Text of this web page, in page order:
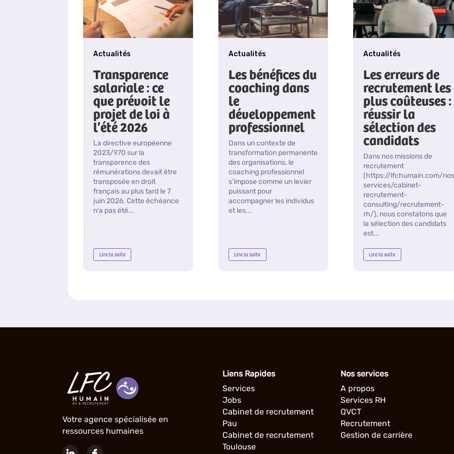
Actualités
Transparence
salariale : ce
que prévoit le
projet de loi à
l’été 2026
La directive européenne
2023/970 sur la
transparence des
rémunérations devait être
transposée en droit
français au plus tard le 7
juin 2026. Cette échéance
n'a pas été...
Lire la suite
Actualités
Les bénéfices du
coaching dans
le
développement
professionnel
Dans un contexte de
transformation permanente
des organisations, le
coaching professionnel
s’impose comme un levier
puissant pour
accompagner les individus
et les...
Lire la suite
Actualités
Les erreurs de
recrutement les
plus coûteuses :
réussir la
sélection des
candidats
Dans nos missions de
recrutement
(https://lfchumain.com/
services/cabinet-
recrutement-
consulting/recrutement-
rh/), nous constatons que
la sélection des candidats
est...
Lire la suite
Votre agence spécialisée en
ressources humaines
Liens Rapides
Services
Jobs
Cabinet de recrutement
Pau
Cabinet de recrutement
Toulouse
Nos services
A propos
Services RH
QVCT
Recrutement
Gestion de carrière